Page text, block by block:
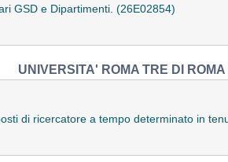
GSD e Dipartimenti. (26E02854)
UNIVERSITA' ROMA TRE DI ROMA
di ricercatore a tempo determinato in